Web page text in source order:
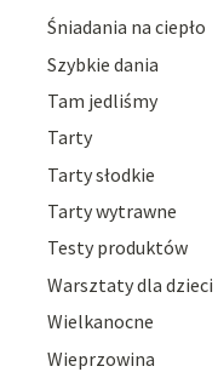
Śniadania na ciepło
Szybkie dania
Tam jedliśmy
Tarty
Tarty słodkie
Tarty wytrawne
Testy produktów
Warsztaty dla dzieci
Wielkanocne
Wieprzowina